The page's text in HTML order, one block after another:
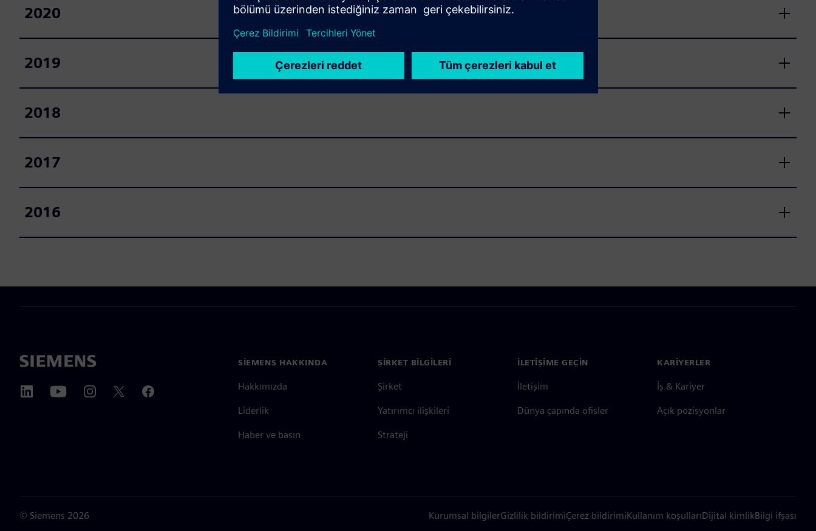
2020
2019
2018
2017
2016
SIEMENS HAKKINDA
Hakkımızda
Liderlik
Haber ve basın
ŞIRKET BILGILERI
Şirket
Yatırımcı ilişkileri
Strateji
İLETIŞIME GEÇIN
İletişim
Dünya çapında ofisler
KARIYERLER
İş & Kariyer
Açık pozisyonlar
© Siemens 2026 Kurumsal bilgilerGizlilik bildirimiÇerez bildirimiKullanım koşullarıDijital kimlikBilgi ifşası